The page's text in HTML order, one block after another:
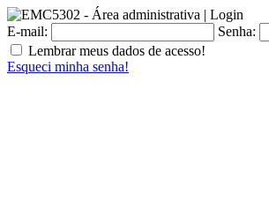
E-mail:
Senha:
Lembrar meus dados de acesso!
Esqueci minha senha!